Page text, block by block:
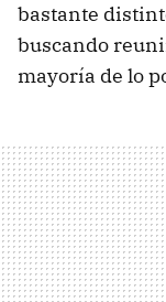
bastante
buscando
mayoría de lo